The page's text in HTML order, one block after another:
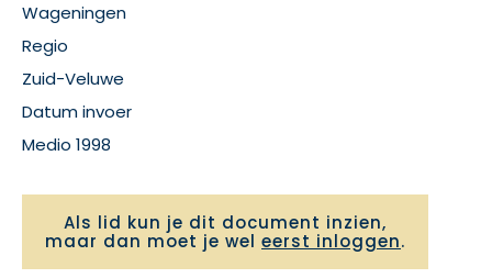
Wageningen
Regio
Zuid-Veluwe
Datum invoer
Medio 1998
Als lid kun je dit document inzien,
maar dan moet je wel eerst inloggen.